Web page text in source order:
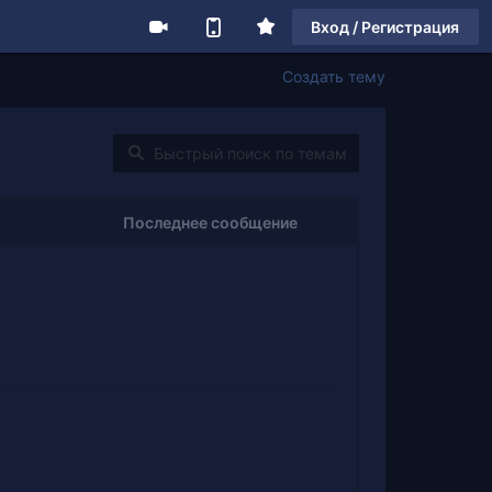
Вход / Регистрация
Создать тему
Последнее сообщение